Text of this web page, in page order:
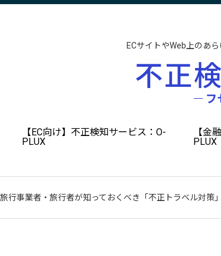
ECサイトやWeb上のあ
【EC向け】不正検知サービス：O-
PLUX
【金
PLUX
旅行事業者・旅行者が知っておくべき「不正トラベル対策」